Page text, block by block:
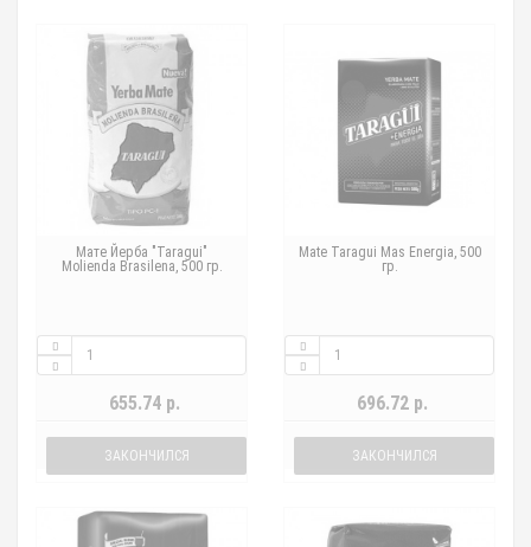
Мате Йерба "Taragui"
Molienda Brasilena, 500 гр.
655.74 р.
ЗАКОНЧИЛСЯ
Mate Taragui Mas Energia, 500
гр.
696.72 р.
ЗАКОНЧИЛСЯ